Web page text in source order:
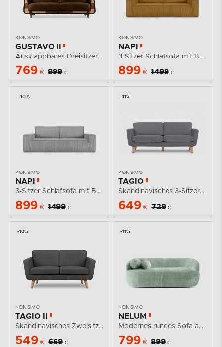
KONSIMO
GUSTAVO II
Ausklappbares Dreisitzer-Sofa im Wildlederimitat-Stil...
769 € 999 €
KONSIMO
NAPI
3-Sitzer Schlafsofa mit Bettkasten gelb
899 € 1499 €
-40%
KONSIMO
NAPI
3-Sitzer Schlafsofa mit Bettkasten hellgrau
899 € 1499 €
-11%
KONSIMO
TAGIO
Skandinavisches 3-Sitzer-Sofa in Grau
649 € 729 €
-18%
KONSIMO
TAGIO II
Skandinavisches Zweisitzer-Sofa aus Gewebestoff in...
549 € 669 €
-11%
KONSIMO
NELUM
Modernes rundes Sofa aus Chenille-Stoff minzgrün
799 € 899 €